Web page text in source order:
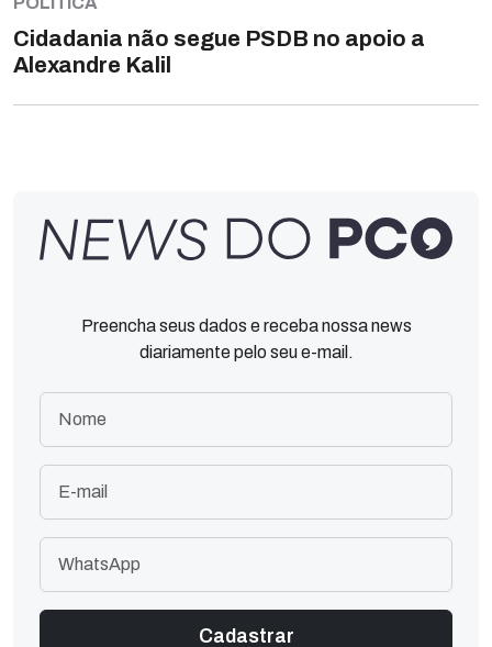
Cidadania não segue PSDB no apoio a
Alexandre Kalil
Preencha seus dados e receba nossa news
diariamente pelo seu e-mail.